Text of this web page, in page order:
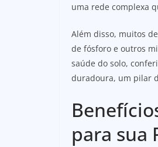
uma rede complexa
Além disso, muitos
de fósforo e outros
saúde do solo,
duradoura, um pilar
para sua